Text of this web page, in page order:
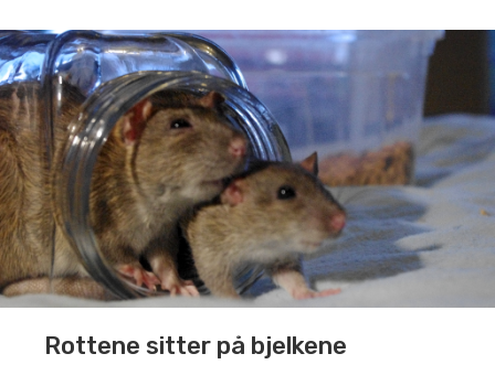
Rottene sitter på bjelkene